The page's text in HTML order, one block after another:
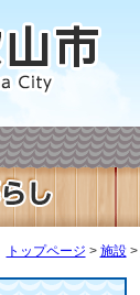
トップページ > 施設>